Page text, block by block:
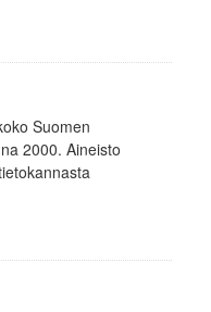
Suomen
2000. Aineisto